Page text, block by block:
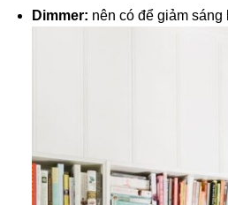
Dimmer: nên có để giảm sáng